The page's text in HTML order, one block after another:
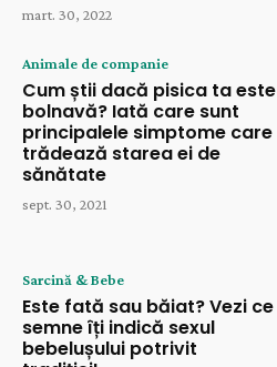
mart. 30, 2022
Animale de companie
Cum știi dacă pisica ta este
bolnavă? Iată care sunt
principalele simptome care
trădează starea ei de
sănătate
sept. 30, 2021
Sarcină & Bebe
Este fată sau băiat? Vezi ce
semne îți indică sexul
bebelușului potrivit